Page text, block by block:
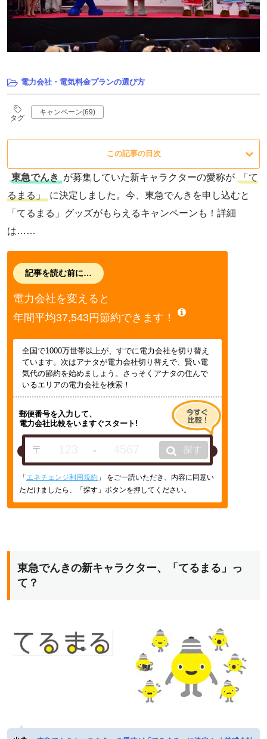
電力会社・電気料金プランの選び方
タグ
キャンペーン(69)
この記事の目次
東急でんき が募集していた新キャラクターの愛称が
「て
るまる」
に決定しました。今、東急でんきを申し込むと
「てるまる」グッズがもらえるキャンペーンも！詳細
は……
記事を読む前に…
電力会社を変えると
年間平均37,543円節約できます！
全国で1000万世帯以上が、すでに電力会社を切り替え
ています。次はアナタが電力会社切り替えで、賢い電
気代の節約を始めましょう。さっそくアナタの住んで
いるエリアの電力会社を検索！
郵便番号を入力して、
電力会社比較をいますぐスタート!
〒 - 探す
「 エネチェンジ利用規約 」 をご一読いただき、内容に同意い
ただけましたら、「探す」ボタンを押してください。
東急でんきの新キャラクター、「てるまる」っ
て？